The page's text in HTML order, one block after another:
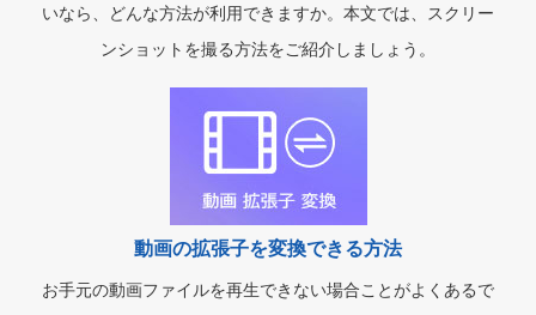
いなら、どんな方法が利用できますか。本文では、スクリー
ンショットを撮る方法をご紹介しましょう。
動画の拡張子を変換できる方法
お手元の動画ファイルを再生できない場合ことがよくあるで